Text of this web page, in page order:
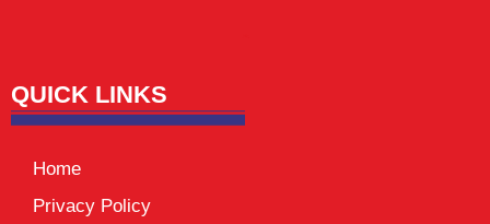
QUICK LINKS
Home
Privacy Policy